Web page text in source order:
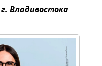
Владивостока